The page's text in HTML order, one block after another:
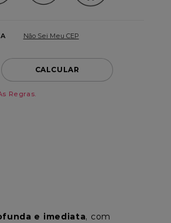
Não Sei Meu CEP
CALCULAR
Regras.
e imediata, com